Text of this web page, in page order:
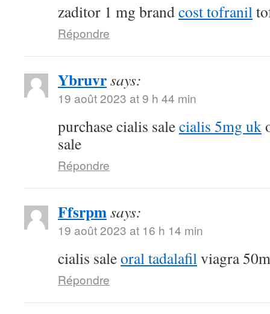
zaditor 1 mg brandcost tofranil
Répondre
Ybruvrsays:
19 août 2023 at 9 h 44 min
purchase cialis salecialis 5mg uk
sale
Répondre
Ffsrpmsays:
19 août 2023 at 16 h 14 min
cialis saleoral tadalafilviagra
Répondre